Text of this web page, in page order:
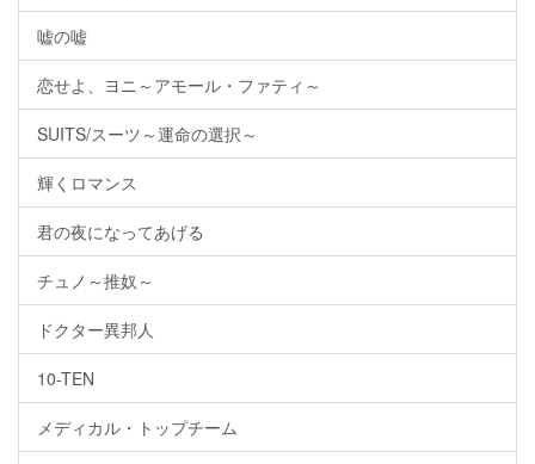
嘘の嘘
恋せよ、ヨニ～アモール・ファティ～
SUITS/スーツ～運命の選択～
輝くロマンス
君の夜になってあげる
チュノ～推奴～
ドクター異邦人
10-TEN
メディカル・トップチーム